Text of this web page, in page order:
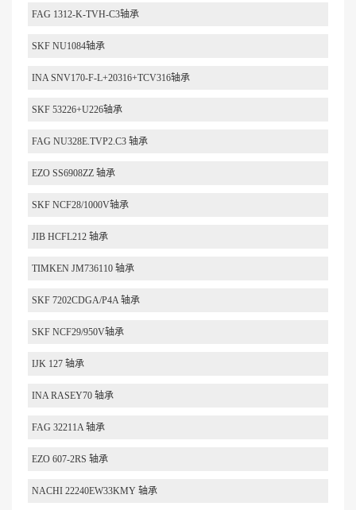
FAG 1312-K-TVH-C3轴承
SKF NU1084轴承
INA SNV170-F-L+20316+TCV316轴承
SKF 53226+U226轴承
FAG NU328E.TVP2.C3 轴承
EZO SS6908ZZ 轴承
SKF NCF28/1000V轴承
JIB HCFL212 轴承
TIMKEN JM736110 轴承
SKF 7202CDGA/P4A 轴承
SKF NCF29/950V轴承
IJK 127 轴承
INA RASEY70 轴承
FAG 32211A 轴承
EZO 607-2RS 轴承
NACHI 22240EW33KMY 轴承